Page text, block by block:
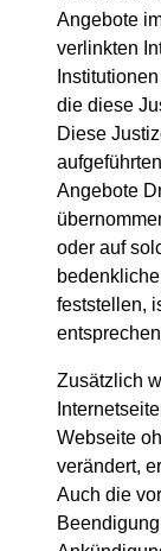
Angebote
verlinkten
die diese
Diese
Angebote
oder auf
feststellen,
Zusätzlich
Webseite
verändert,
Auch die